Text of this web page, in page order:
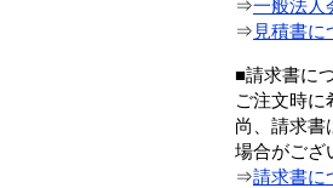
⇒一般法人
⇒ 見積書に
■請求書に
ご注文時に
尚、請求書
場合がござ
⇒請求書に